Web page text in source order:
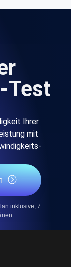
Test
Ihrer
mit
inklusive; 7